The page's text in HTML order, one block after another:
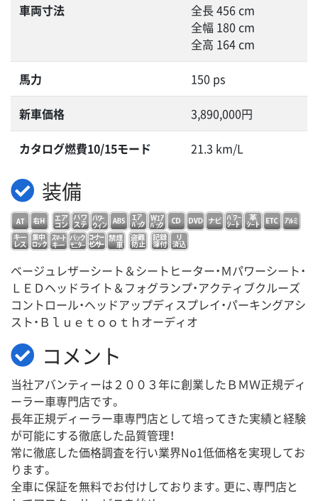
車両寸法
全長 456 cm
全幅 180 cm
全高 164 cm
馬力 150 ps
新車価格 3,890,000円
カタログ燃費10/15モード 21.3 km/L
装備
ベージュレザーシート＆シートヒーター・Ｍパワーシート・
ＬＥＤヘッドライト＆フォグランプ・アクティブクルーズ
コントロール・ヘッドアップディスプレイ・パーキングアシ
スト・Ｂｌｕｅｔｏｏｔｈオーディオ
コメント
当社アバンティーは２００３年に創業したＢＭＷ正規ディ
ーラー車専門店です。
長年正規ディーラー車専門店として培ってきた実績と経験
が可能にする徹底した品質管理！
常に徹底した価格調査を行い業界No1低価格を実現してお
ります。
全車に保証を無料でお付けしております。更に、専門店と